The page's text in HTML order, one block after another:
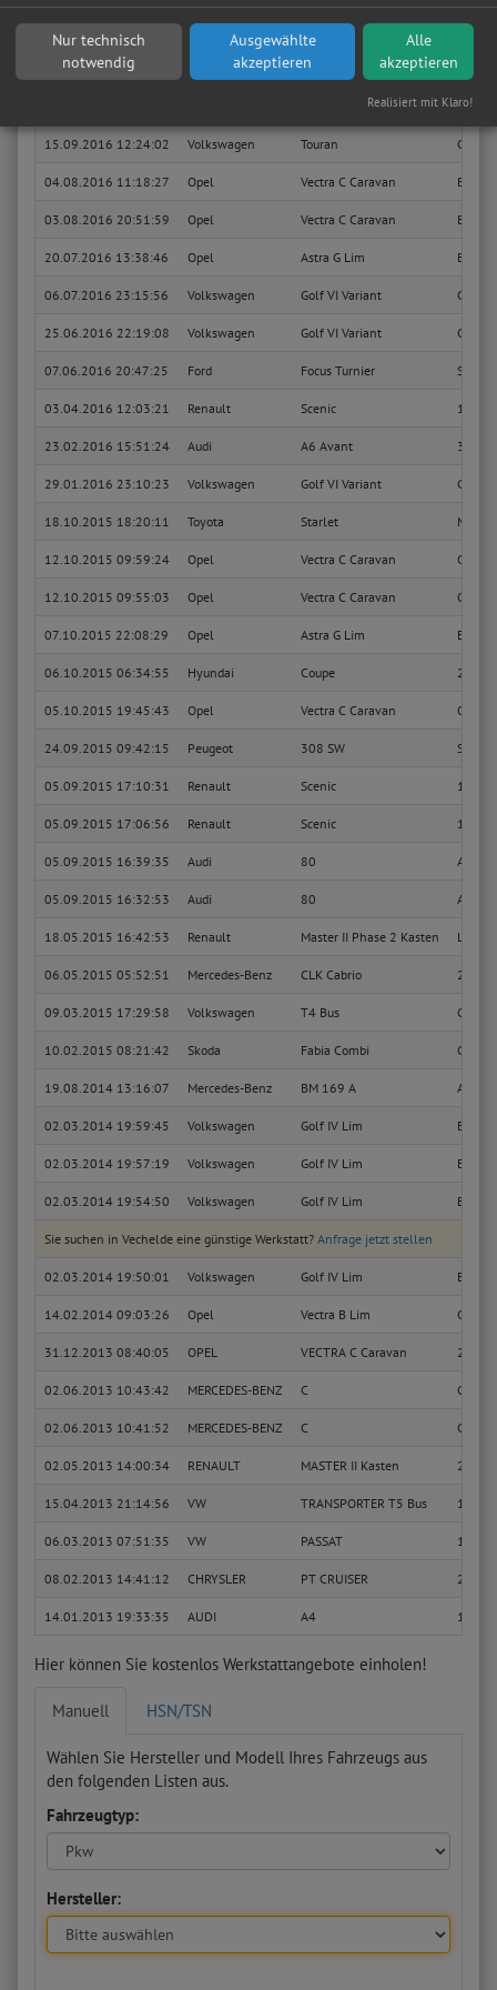
08.10.2016 21:15:53 Fiat 500 Lim Lounge
Sie suchen in Vechelde eine günstige Werkstatt? Anfrage jetzt stellen
OPC
15.09.2016 12:24:02 Volkswagen Touran
04.08.2016 11:18:27 Opel Vectra C Caravan Basis
03.08.2016 20:51:59 Opel Vectra C Caravan Basis
20.07.2016 13:38:46 Opel Astra G Lim Basis
06.07.2016 23:15:56 Volkswagen Golf VI Variant
25.06.2016 22:19:08 Volkswagen Golf VI Variant
07.06.2016 20:47:25 Ford Focus Turnier Sport
03.04.2016 12:03:21 Renault Scenic 1.6
23.02.2016 15:51:24 Audi A6 Avant 3.0
29.01.2016 23:10:23 Volkswagen Golf VI Variant
18.10.2015 18:20:11 Toyota Starlet
12.10.2015 09:59:24 Opel Vectra C Caravan OPC
12.10.2015 09:55:03 Opel Vectra C Caravan OPC
07.10.2015 22:08:29 Opel Astra G Lim
06.10.2015 06:34:55 Hyundai Coupe 2.0 FX
05.10.2015 19:45:43 Opel Vectra C Caravan OPC
24.09.2015 09:42:15 Peugeot 308 SW Sport
05.09.2015 17:10:31 Renault Scenic 1.6
05.09.2015 17:06:56 Renault Scenic 1.6
05.09.2015 16:39:35 Audi 80 Avant
05.09.2015 16:32:53 Audi 80 Avant
18.05.2015 16:42:53 Renault Master II Phase 2 Kasten L1H2
06.05.2015 05:52:51 Mercedes-Benz CLK Cabrio 200
09.03.2015 17:29:58 Volkswagen T4 Bus
10.02.2015 08:21:42 Skoda Fabia Combi Classic
19.08.2014 13:16:07 Mercedes-Benz BM 169 A A 160
02.03.2014 19:59:45 Volkswagen Golf IV Lim Basis
02.03.2014 19:57:19 Volkswagen Golf IV Lim Basis
02.03.2014 19:54:50 Volkswagen Golf IV Lim Basis
Sie suchen in Vechelde eine günstige Werkstatt? Anfrage jetzt stellen
02.03.2014 19:50:01 Volkswagen Golf IV Lim Basis
14.02.2014 09:03:26 Opel Vectra B Lim CD
31.12.2013 08:40:05 OPEL VECTRA C Caravan 2.8 V6
02.06.2013 10:43:42 MERCEDES-BENZ C C 180
02.06.2013 10:41:52 MERCEDES-BENZ C C 180
02.05.2013 14:00:34 RENAULT MASTER II Kasten 2.5
15.04.2013 21:14:56 VW TRANSPORTER T5 Bus 1.9
06.03.2013 07:51:35 VW PASSAT 1.8
08.02.2013 14:41:12 CHRYSLER PT CRUISER 2.0
14.01.2013 19:33:35 AUDI A4 1.9
Hier können Sie kostenlos Werkstattangebote einholen!
Manuell HSN/TSN
Wählen Sie Hersteller und Modell Ihres Fahrzeugs aus
den folgenden Listen aus.
Fahrzeugtyp:
Hersteller:
Nur technisch
notwendig
Ausgewählte
akzeptieren
Alle
akzeptieren
Realisiert mit Klaro!